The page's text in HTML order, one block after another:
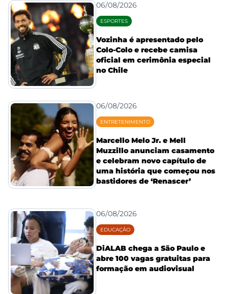
06/08/2026
ESPORTES
Vozinha é apresentado pelo
Colo-Colo e recebe camisa
oficial em cerimônia especial
no Chile
06/08/2026
ENTRETENIMENTO
Marcello Melo Jr. e Mell
Muzzillo anunciam casamento
e celebram novo capítulo de
uma história que começou nos
bastidores de ‘Renascer’
06/08/2026
EDUCAÇÃO
DiALAB chega a São Paulo e
abre 100 vagas gratuitas para
formação em audiovisual